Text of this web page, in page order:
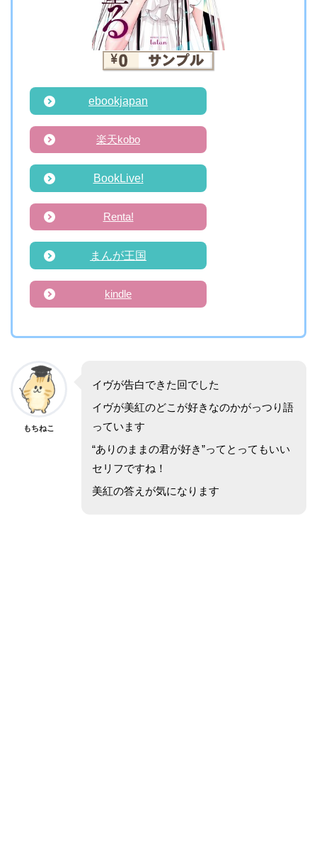
ebookjapan
楽天kobo
BookLive!
Renta!
まんが王国
kindle
もちねこ
イヴが告白できた回でした
イヴが美紅のどこが好きなのかがっつり語
っています
“ありのままの君が好き”ってとってもいい
セリフですね！
美紅の答えが気になります